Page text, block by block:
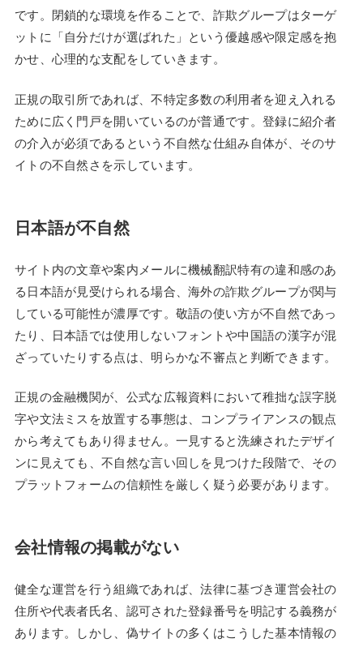
です。閉鎖的な環境を作ることで、詐欺グループはターゲ
ットに「自分だけが選ばれた」という優越感や限定感を抱
かせ、心理的な支配をしていきます。
正規の取引所であれば、不特定多数の利用者を迎え入れる
ために広く門戸を開いているのが普通です。登録に紹介者
の介入が必須であるという不自然な仕組み自体が、そのサ
イトの不自然さを示しています。
日本語が不自然
サイト内の文章や案内メールに機械翻訳特有の違和感のあ
る日本語が見受けられる場合、海外の詐欺グループが関与
している可能性が濃厚です。敬語の使い方が不自然であっ
たり、日本語では使用しないフォントや中国語の漢字が混
ざっていたりする点は、明らかな不審点と判断できます。
正規の金融機関が、公式な広報資料において稚拙な誤字脱
字や文法ミスを放置する事態は、コンプライアンスの観点
から考えてもあり得ません。一見すると洗練されたデザイ
ンに見えても、不自然な言い回しを見つけた段階で、その
プラットフォームの信頼性を厳しく疑う必要があります。
会社情報の掲載がない
健全な運営を行う組織であれば、法律に基づき運営会社の
住所や代表者氏名、認可された登録番号を明記する義務が
あります。しかし、偽サイトの多くはこうした基本情報の